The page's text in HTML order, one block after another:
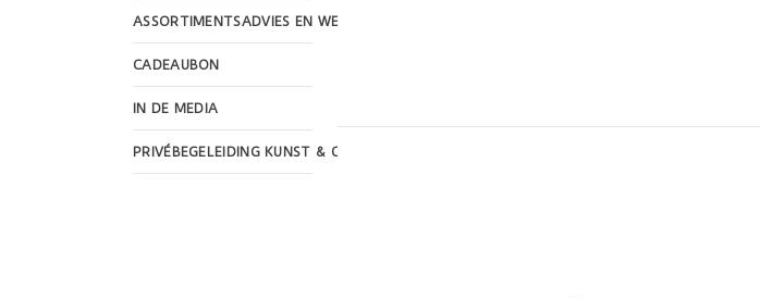
ASSORTIMENTSADVIES EN WEBSHOP DESIGN
CADEAUBON
IN DE MEDIA
PRIVÉBEGELEIDING KUNST & CULTUUR